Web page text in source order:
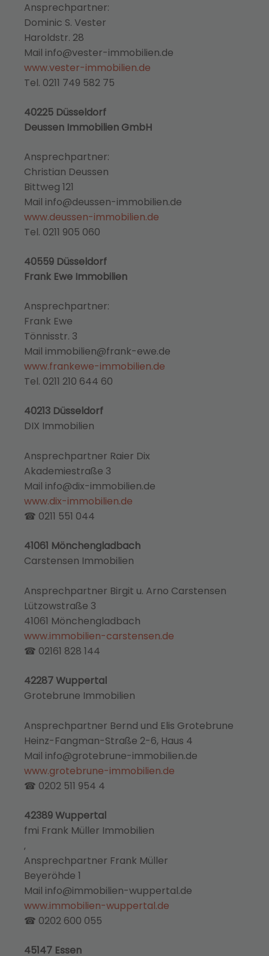
Ansprechpartner:
Dominic S. Vester
Haroldstr. 28
Mail info@vester-immobilien.de
www.vester-immobilien.de
Tel. 0211 749 582 75
40225 Düsseldorf
Deussen Immobilien GmbH
Ansprechpartner:
Christian Deussen
Bittweg 121
Mail info@deussen-immobilien.de
www.deussen-immobilien.de
Tel. 0211 905 060
40559 Düsseldorf
Frank Ewe Immobilien
Ansprechpartner:
Frank Ewe
Tönnisstr. 3
Mail immobilien@frank-ewe.de
www.frankewe-immobilien.de
Tel. 0211 210 644 60
40213 Düsseldorf
DIX Immobilien
Ansprechpartner Raier Dix
Akademiestraße 3
Mail info@dix-immobilien.de
www.dix-immobilien.de
☎ 0211 551 044
41061 Mönchengladbach
Carstensen Immobilien
Ansprechpartner Birgit u. Arno Carstensen
Lützowstraße 3
41061 Mönchengladbach
www.immobilien-carstensen.de
☎ 02161 828 144
42287 Wuppertal
Grotebrune Immobilien
Ansprechpartner Bernd und Elis Grotebrune
Heinz-Fangman-Straße 2-6, Haus 4
Mail info@grotebrune-immobilien.de
www.grotebrune-immobilien.de
☎ 0202 511 954 4
42389 Wuppertal
fmi Frank Müller Immobilien
‚
Ansprechpartner Frank Müller
Beyeröhde 1
Mail info@immobilien-wuppertal.de
www.immobilien-wuppertal.de
☎ 0202 600 055
45147 Essen